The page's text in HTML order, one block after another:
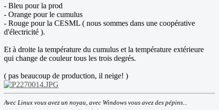
- Bleu pour la prod
- Orange pour le cumulus
- Rouge pour la CESML ( nous sommes dans une coopérative
d'électricité ).
Et à droite la température du cumulus et la température extérieure
qui change de couleur tous les trois degrés.
( pas beaucoup de production, il neige! )
Avec Linux vous avez un noyau, avec Windows vous avez des pépins...